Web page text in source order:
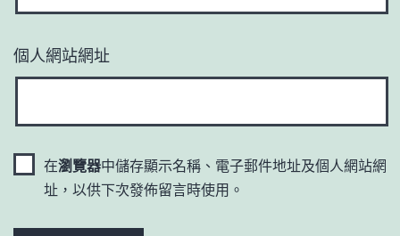
個人網站網址
在瀏覽器中儲存顯示名稱、電子郵件地址及個人網站網
址，以供下次發佈留言時使用。